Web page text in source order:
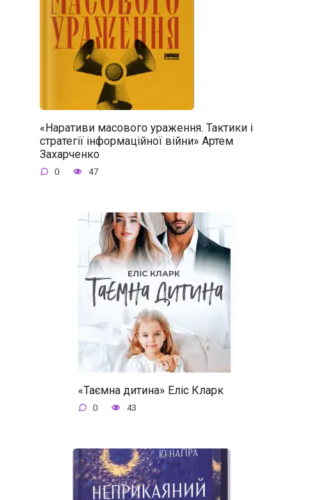
«Наративи масового ураження. Тактики і
стратегії інформаційної війни» Артем
Захарченко
0 47
«Таємна дитина» Еліс Кларк
0 43